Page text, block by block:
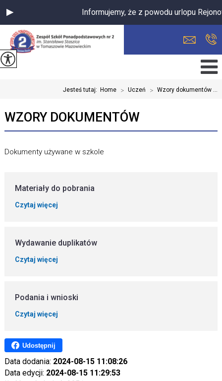
Informujemy, że z powodu urlopu
Jesteś tutaj: Home > Uczeń > Wzory dokumentów ...
WZORY DOKUMENTÓW
Dokumenty używane w szkole
Materiały do pobrania
Czytaj więcej
Wydawanie duplikatów
Czytaj więcej
Podania i wnioski
Czytaj więcej
Udostępnij
Data dodania: 2024-08-15 11:08:26
Data edycji: 2024-08-15 11:29:53